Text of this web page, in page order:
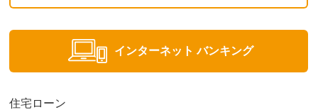
インターネット バンキング
住宅ローン